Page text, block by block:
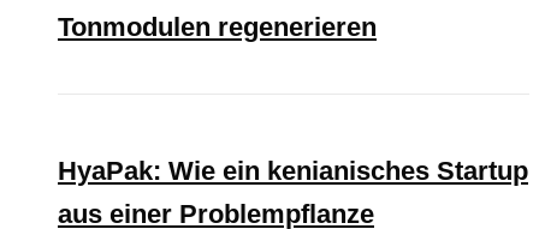
Tonmodulen regenerieren
HyaPak: Wie ein kenianisches Startup
aus einer Problempflanze